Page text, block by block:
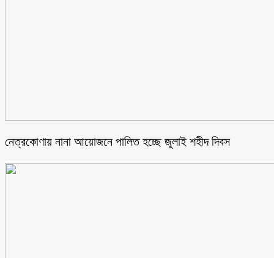
নেত্রকোণায় নানা আয়োজনে পালিত হচ্ছে জুলাই শহীদ দিবস